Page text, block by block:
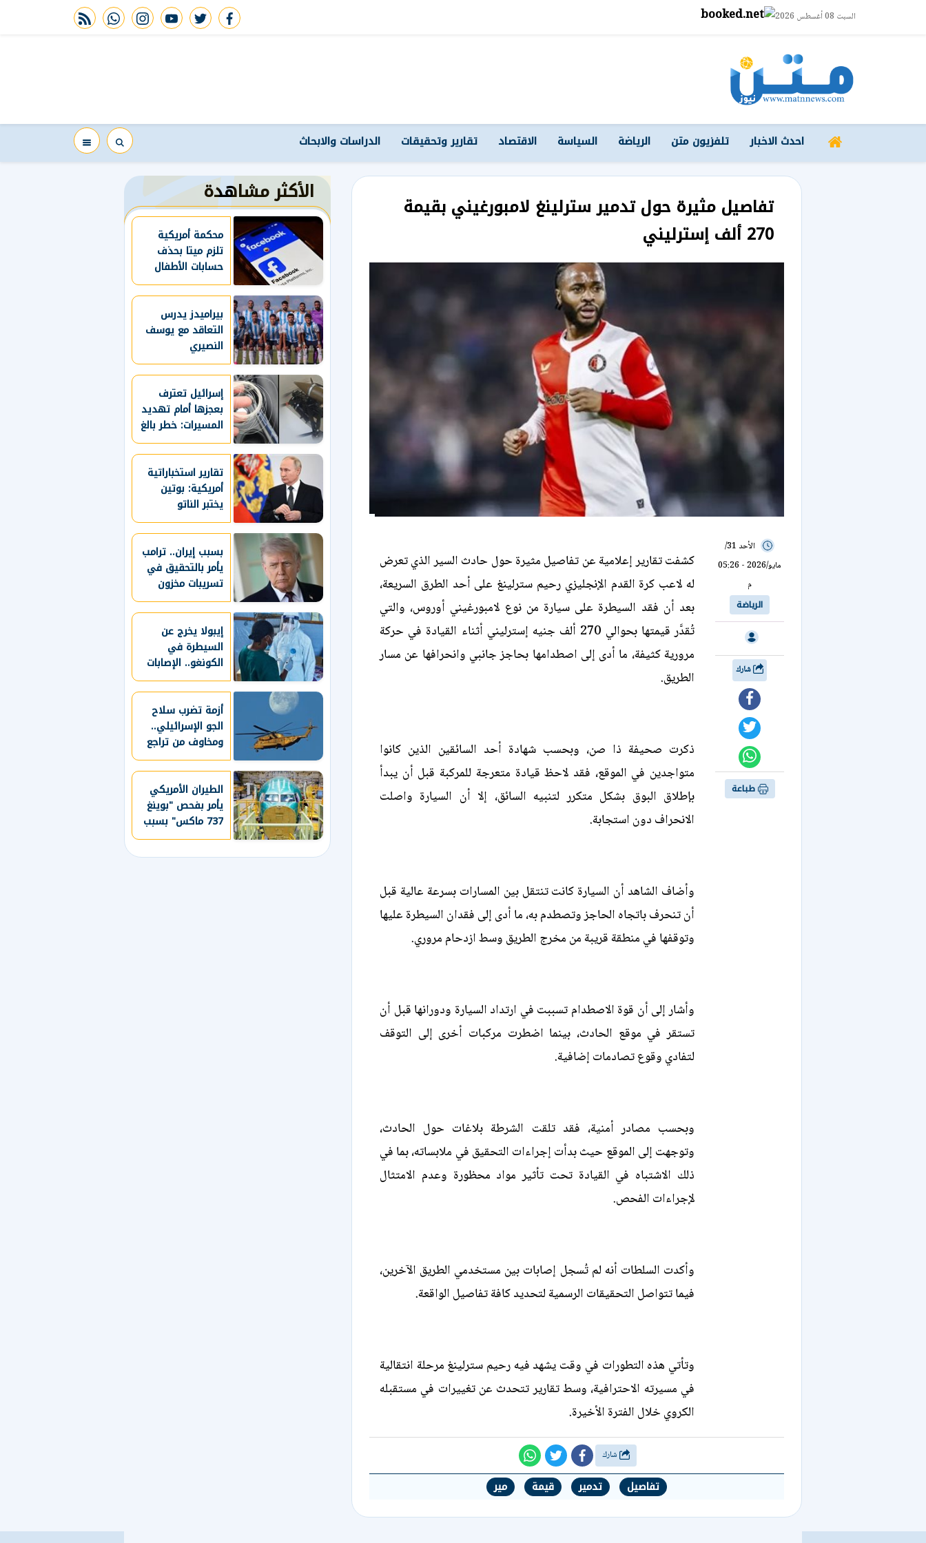
السبت 08 أغسطس 2026 facebook
twitter
youtube
instagram
whatsapp
rss feed
احدث الاخبار تلفزيون متن الرياضة السياسة الاقتصاد تقارير وتحقيقات الدراسات والابحاث
تفاصيل مثيرة حول تدمير سترلينغ لامبورغيني بقيمة
270 ألف إسترليني
الأحد 31/
مايو/2026 - 05:26
م
الرياضة
طباعة
كشفت تقارير إعلامية عن تفاصيل مثيرة حول حادث السير الذي تعرض
له لاعب كرة القدم الإنجليزي رحيم سترلينغ على أحد الطرق السريعة،
بعد أن فقد السيطرة على سيارة من نوع لامبورغيني أوروس، والتي
تُقدَّر قيمتها بحوالي 270 ألف جنيه إسترليني أثناء القيادة في حركة
مرورية كثيفة، ما أدى إلى اصطدامها بحاجز جانبي وانحرافها عن مسار
الطريق.
ذكرت صحيفة ذا صن، وبحسب شهادة أحد السائقين الذين كانوا
متواجدين في الموقع، فقد لاحظ قيادة متعرجة للمركبة قبل أن يبدأ
بإطلاق البوق بشكل متكرر لتنبيه السائق، إلا أن السيارة واصلت
الانحراف دون استجابة.
وأضاف الشاهد أن السيارة كانت تنتقل بين المسارات بسرعة عالية قبل
أن تنحرف باتجاه الحاجز وتصطدم به، ما أدى إلى فقدان السيطرة عليها
وتوقفها في منطقة قريبة من مخرج الطريق وسط ازدحام مروري.
وأشار إلى أن قوة الاصطدام تسببت في ارتداد السيارة ودورانها قبل أن
تستقر في موقع الحادث، بينما اضطرت مركبات أخرى إلى التوقف
لتفادي وقوع تصادمات إضافية.
وبحسب مصادر أمنية، فقد تلقت الشرطة بلاغات حول الحادث،
وتوجهت إلى الموقع حيث بدأت إجراءات التحقيق في ملابساته، بما في
ذلك الاشتباه في القيادة تحت تأثير مواد محظورة وعدم الامتثال
لإجراءات الفحص.
وأكدت السلطات أنه لم تُسجل إصابات بين مستخدمي الطريق الآخرين،
فيما تتواصل التحقيقات الرسمية لتحديد كافة تفاصيل الواقعة.
وتأتي هذه التطورات في وقت يشهد فيه رحيم سترلينغ مرحلة انتقالية
في مسيرته الاحترافية، وسط تقارير تتحدث عن تغييرات في مستقبله
الكروي خلال الفترة الأخيرة.
تفاصيل تدمير قيمة مير
الأكثر مشاهدة
محكمة أمريكية
تلزم ميتا بحذف
حسابات الأطفال
دون 13 عاما
وتقييد استخدام
القاصرين لمنصاتها
بيراميدز يدرس
التعاقد مع يوسف
النصيري
إسرائيل تعترف
بعجزها أمام تهديد
المسيرات: خطر بالغ
ولا نملك له حلا
كاملا
تقارير استخباراتية
أمريكية: بوتين
يختبر الناتو
بالهجوم على دولة
بالحلف
بسبب إيران.. ترامب
يأمر بالتحقيق في
تسريبات مخزون
الذخائر الأمريكية
إيبولا يخرج عن
السيطرة في
الكونغو.. الإصابات
تتجاوز 4 آلاف حالة
أزمة تضرب سلاح
الجو الإسرائيلي..
ومخاوف من تراجع
الجاهزية العسكرية
الطيران الأمريكي
يأمر بفحص "بوينغ
737 ماكس" بسبب
هيكل الطائرة